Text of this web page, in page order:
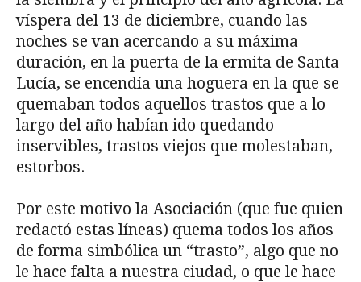
víspera del 13 de diciembre, cuando las
noches se van acercando a su máxima
duración, en la puerta de la ermita de Santa
Lucía, se encendía una hoguera en la que se
quemaban todos aquellos trastos que a lo
largo del año habían ido quedando
inservibles, trastos viejos que molestaban,
estorbos.
Por este motivo la Asociación (que fue quien
redactó estas líneas) quema todos los años
de forma simbólica un “trasto”, algo que no
le hace falta a nuestra ciudad, o que le hace